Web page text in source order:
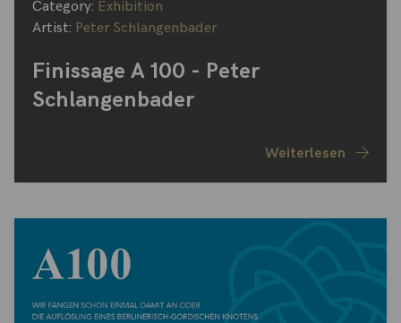
Category: Exhibition
Artist: Peter Schlangenbader
Finissage A 100 - Peter
Schlangenbader
Weiterlesen